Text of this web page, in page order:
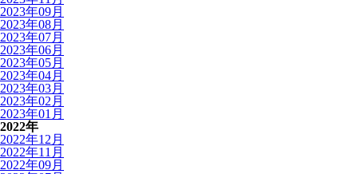
2023年09月
2023年08月
2023年07月
2023年06月
2023年05月
2023年04月
2023年03月
2023年02月
2023年01月
2022年
2022年12月
2022年11月
2022年09月